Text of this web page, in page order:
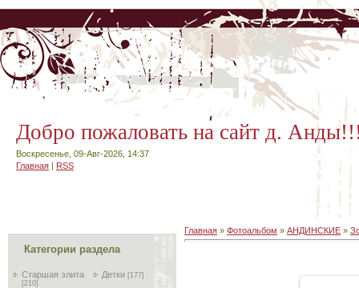
Добро пожаловать на сайт д.
Воскресенье, 09-Авг-2026, 14:37
Главная | RSS
Категории раздела
Старшая элита
[210]
Детки [177]
Главная » Фотоальбом » АНДИНСКИЕ »